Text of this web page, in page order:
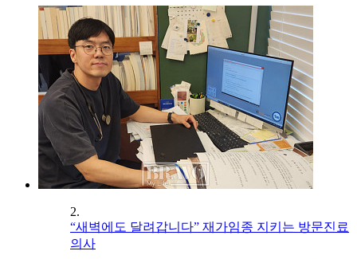
2.
“새벽에도 달려갑니다” 재가임종 지키는 방문진료
의사